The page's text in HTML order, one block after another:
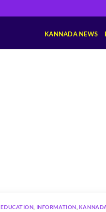
KANNADA NEWS
,EDUCATION INFORMATION